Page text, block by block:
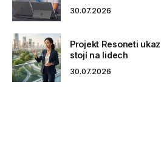
30.07.2026
Projekt Resoneti
stojí na lidech
30.07.2026